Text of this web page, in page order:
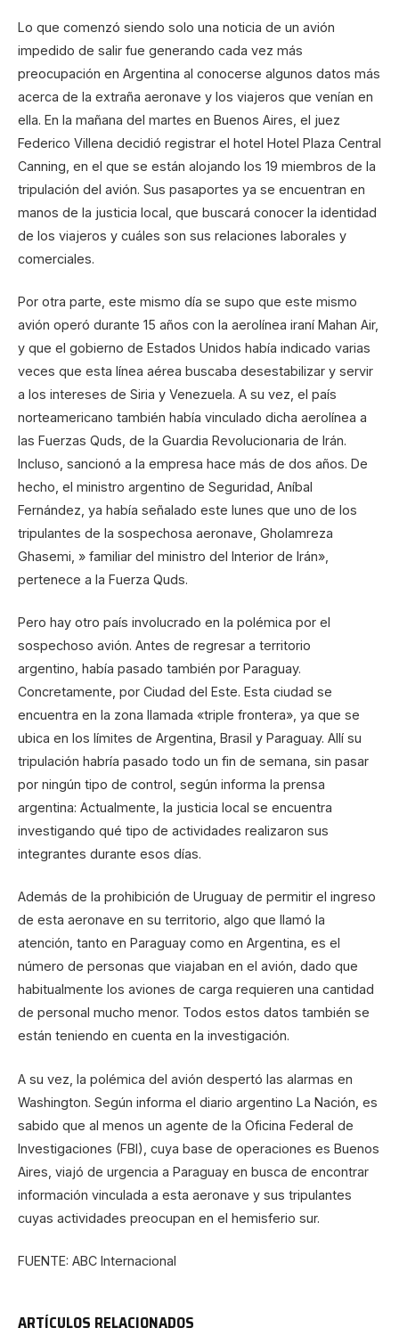
Lo que comenzó siendo solo una noticia de un avión
impedido de salir fue generando cada vez más
preocupación en Argentina al conocerse algunos datos más
acerca de la extraña aeronave y los viajeros que venían en
ella. En la mañana del martes en Buenos Aires, el juez
Federico Villena decidió registrar el hotel Hotel Plaza Central
Canning, en el que se están alojando los 19 miembros de la
tripulación del avión. Sus pasaportes ya se encuentran en
manos de la justicia local, que buscará conocer la identidad
de los viajeros y cuáles son sus relaciones laborales y
comerciales.
Por otra parte, este mismo día se supo que este mismo
avión operó durante 15 años con la aerolínea iraní Mahan Air,
y que el gobierno de Estados Unidos había indicado varias
veces que esta línea aérea buscaba desestabilizar y servir
a los intereses de Siria y Venezuela. A su vez, el país
norteamericano también había vinculado dicha aerolínea a
las Fuerzas Quds, de la Guardia Revolucionaria de Irán.
Incluso, sancionó a la empresa hace más de dos años. De
hecho, el ministro argentino de Seguridad, Aníbal
Fernández, ya había señalado este lunes que uno de los
tripulantes de la sospechosa aeronave, Gholamreza
Ghasemi, » familiar del ministro del Interior de Irán»,
pertenece a la Fuerza Quds.
Pero hay otro país involucrado en la polémica por el
sospechoso avión. Antes de regresar a territorio
argentino, había pasado también por Paraguay.
Concretamente, por Ciudad del Este. Esta ciudad se
encuentra en la zona llamada «triple frontera», ya que se
ubica en los límites de Argentina, Brasil y Paraguay. Allí su
tripulación habría pasado todo un fin de semana, sin pasar
por ningún tipo de control, según informa la prensa
argentina: Actualmente, la justicia local se encuentra
investigando qué tipo de actividades realizaron sus
integrantes durante esos días.
Además de la prohibición de Uruguay de permitir el ingreso
de esta aeronave en su territorio, algo que llamó la
atención, tanto en Paraguay como en Argentina, es el
número de personas que viajaban en el avión, dado que
habitualmente los aviones de carga requieren una cantidad
de personal mucho menor. Todos estos datos también se
están teniendo en cuenta en la investigación.
A su vez, la polémica del avión despertó las alarmas en
Washington. Según informa el diario argentino La Nación, es
sabido que al menos un agente de la Oficina Federal de
Investigaciones (FBI), cuya base de operaciones es Buenos
Aires, viajó de urgencia a Paraguay en busca de encontrar
información vinculada a esta aeronave y sus tripulantes
cuyas actividades preocupan en el hemisferio sur.
FUENTE: ABC Internacional
ARTÍCULOS RELACIONADOS